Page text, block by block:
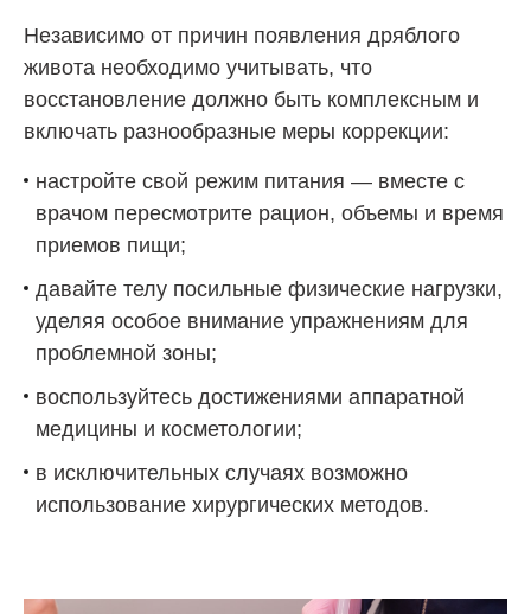
Независимо от причин появления дряблого
живота необходимо учитывать, что
восстановление должно быть комплексным и
включать разнообразные меры коррекции:
настройте свой режим питания — вместе с
врачом пересмотрите рацион, объемы и время
приемов пищи;
давайте телу посильные физические нагрузки,
уделяя особое внимание упражнениям для
проблемной зоны;
воспользуйтесь достижениями аппаратной
медицины и косметологии;
в исключительных случаях возможно
использование хирургических методов.